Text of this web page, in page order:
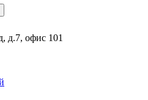
д.7, офис 101